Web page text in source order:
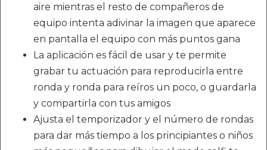
aire mientras el resto de compañeros de
equipo intenta adivinar la imagen que aparece
en pantalla el equipo con más puntos gana
La aplicación es fácil de usar y te permite
grabar tu actuación para reproducirla entre
ronda y ronda para reíros un poco, o guardarla
y compartirla con tus amigos
Ajusta el temporizador y el número de rondas
para dar más tiempo a los principiantes o niños